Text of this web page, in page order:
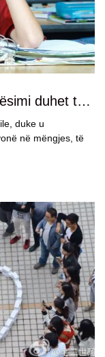
duhet të
duke u
në mëngjes, të